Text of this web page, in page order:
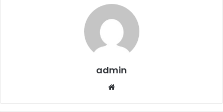
admin